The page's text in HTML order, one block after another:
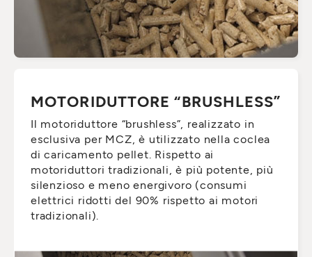
MOTORIDUTTORE “BRUSHLESS”
Il motoriduttore “brushless”, realizzato in
esclusiva per MCZ, è utilizzato nella coclea
di caricamento pellet. Rispetto ai
motoriduttori tradizionali, è più potente, più
silenzioso e meno energivoro (consumi
elettrici ridotti del 90% rispetto ai motori
tradizionali).